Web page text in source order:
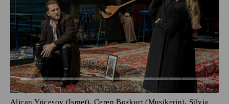
Alican Yücesoy (Ismet), Ceren Bozkurt (Musikerin), Silvia